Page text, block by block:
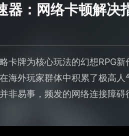
器：网络卡顿解决
卡牌为核心玩法的幻想RPG
海外玩家群体中积累了极高
非易事，频发的网络连接障